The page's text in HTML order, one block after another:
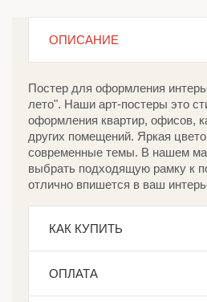
ОПИСАНИЕ
Постер для оформления
лето". Наши арт-постеры это
оформления квартир, офисов,
других помещений. Яркая
современные темы. В нашем
выбрать подходящую рамку к
отлично впишется в ваш
КАК КУПИТЬ
ОПЛАТА